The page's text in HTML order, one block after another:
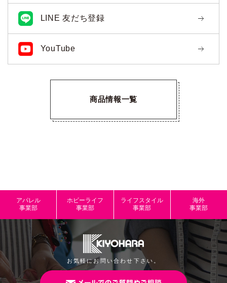
LINE 友だち登録
YouTube
商品情報一覧
アパレル
事業部
ホビーライフ
事業部
ライフスタイル
事業部
海外
事業部
お気軽にお問い合わせ下さい。